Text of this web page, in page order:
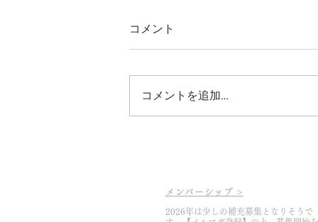
コメント
コメントを追加…
メンバーシップ >
2026年は少しの補充募集となりそうで